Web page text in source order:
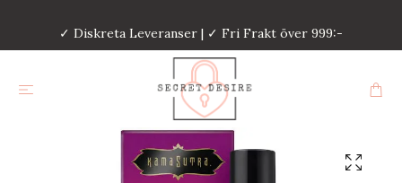
✓ Diskreta Leveranser | ✓ Fri Frakt över 999:-